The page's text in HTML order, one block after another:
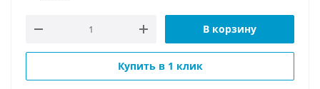
В корзину
Купить в 1 клик